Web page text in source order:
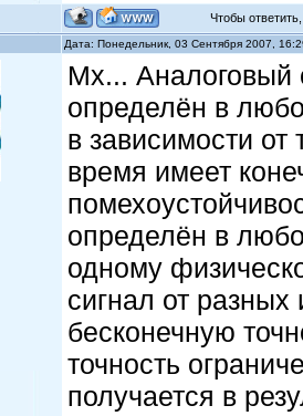
Чтобы
Дата: Понедельник, 03 Сентября 2007,
Мх... Аналоговый
определён в
в зависимости от
время имеет
определён в
одному
сигнал от
бесконечную
точность
получается в